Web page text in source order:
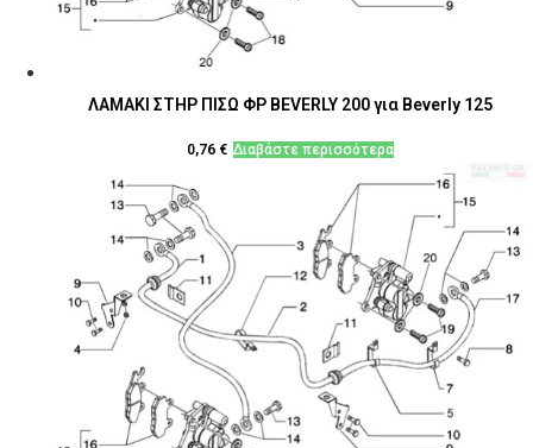
ΛΑΜΑΚΙ ΣΤΗΡ ΠΙΣΩ ΦΡ BEVERLY 200 για Beverly 125
0,76 € Διαβάστε περισσότερα